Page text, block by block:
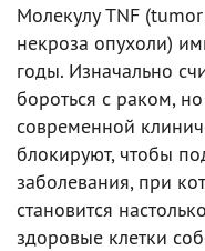
Молекулу TNF
некроза опухоли)
годы. Изначально
бороться с раком,
современной
блокируют, чтобы
заболевания, при
становится
здоровые клетки